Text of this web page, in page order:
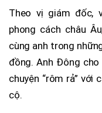
Theo vị giám đốc,
phong cách châu
cùng anh trong
đồng. Anh Đông
chuyện “rôm rả” với
cộ.